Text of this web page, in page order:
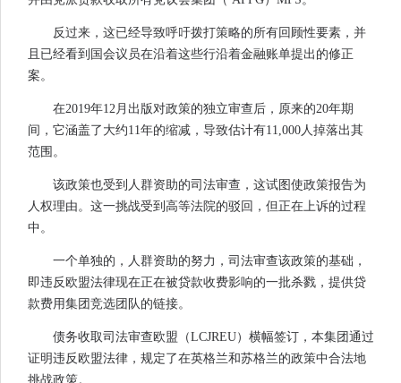
反过来，这已经导致呼吁拨打策略的所有回顾性要素，并
且已经看到国会议员在沿着这些行沿着金融账单提出的修正
案。
在2019年12月出版对政策的独立审查后，原来的20年期
间，它涵盖了大约11年的缩减，导致估计有11,000人掉落出其
范围。
该政策也受到人群资助的司法审查，这试图使政策报告为
人权理由。这一挑战受到高等法院的驳回，但正在上诉的过程
中。
一个单独的，人群资助的努力，司法审查该政策的基础，
即违反欧盟法律现在正在被贷款收费影响的一批杀戮，提供贷
款费用集团竞选团队的链接。
债务收取司法审查欧盟（LCJREU）横幅签订，本集团通过
证明违反欧盟法律，规定了在英格兰和苏格兰的政策中合法地
挑战政策。